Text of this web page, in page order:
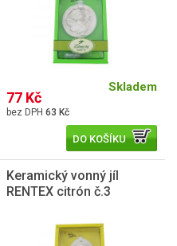
77 Kč
63 Kč
Skladem
DO KOŠÍKU
Keramický vonný jíl
RENTEX citrón č.3